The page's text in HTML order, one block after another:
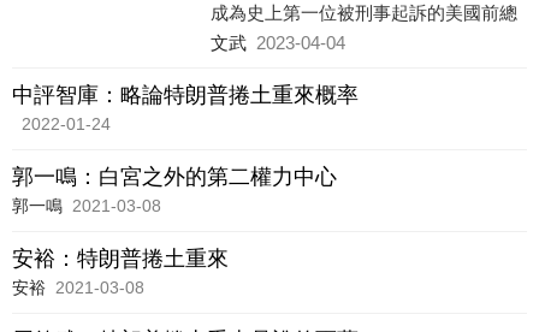
成為史上第一位被刑事起訴的美國前總
統。由於特朗普早前已公開宣布將參選
訴的參選人。比這宗官司本身更引人注
目的是，美國的共和、民主兩黨圍繞這
黨均把崛起的中國視為最大的競爭對
文武 2023-04-04
中評智庫：略論特朗普捲土重來概率
2022-01-24
郭一鳴：白宮之外的第二權力中心
郭一鳴 2021-03-08
安裕：特朗普捲土重來
安裕 2021-03-08